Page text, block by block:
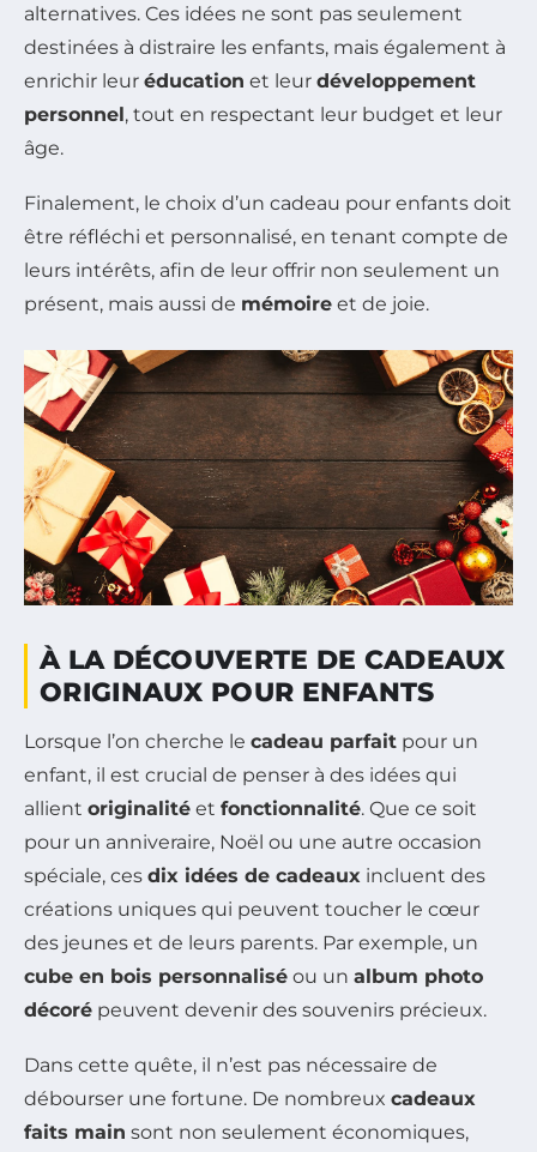
alternatives. Ces idées ne sont pas seulement
destinées à distraire les enfants, mais également à
enrichir leur éducation et leur développement
personnel, tout en respectant leur budget et leur
âge.
Finalement, le choix d’un cadeau pour enfants doit
être réfléchi et personnalisé, en tenant compte de
leurs intérêts, afin de leur offrir non seulement un
présent, mais aussi de mémoire et de joie.
À LA DÉCOUVERTE DE CADEAUX
ORIGINAUX POUR ENFANTS
Lorsque l’on cherche le cadeau parfait pour un
enfant, il est crucial de penser à des idées qui
allient originalité et fonctionnalité. Que ce soit
pour un anniveraire, Noël ou une autre occasion
spéciale, ces dix idées de cadeaux incluent des
créations uniques qui peuvent toucher le cœur
des jeunes et de leurs parents. Par exemple, un
cube en bois personnalisé ou un album photo
décoré peuvent devenir des souvenirs précieux.
Dans cette quête, il n’est pas nécessaire de
débourser une fortune. De nombreux cadeaux
faits main sont non seulement économiques,